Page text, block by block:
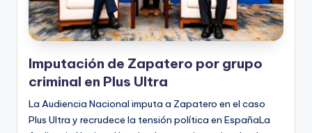
Imputación de Zapatero por grupo
criminal en Plus Ultra
La Audiencia Nacional imputa a Zapatero en el caso
Plus Ultra y recrudece la tensión política en EspañaLa